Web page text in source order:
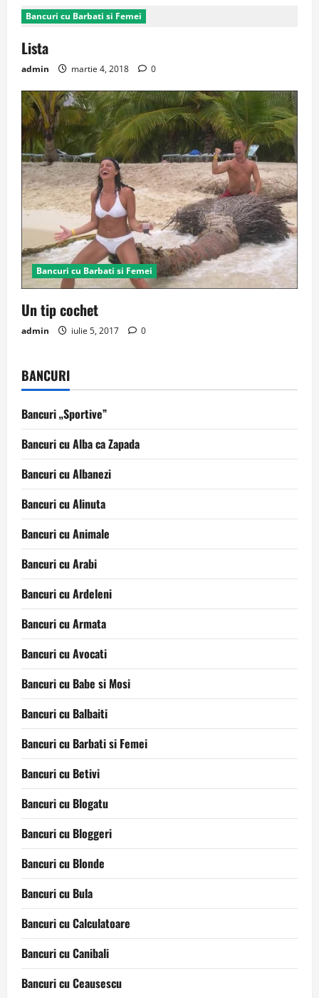
Bancuri cu Barbati si Femei
Lista
admin martie 4, 2018 0
Bancuri cu Barbati si Femei
Un tip cochet
admin iulie 5, 2017 0
BANCURI
Bancuri „Sportive”
Bancuri cu Alba ca Zapada
Bancuri cu Albanezi
Bancuri cu Alinuta
Bancuri cu Animale
Bancuri cu Arabi
Bancuri cu Ardeleni
Bancuri cu Armata
Bancuri cu Avocati
Bancuri cu Babe si Mosi
Bancuri cu Balbaiti
Bancuri cu Barbati si Femei
Bancuri cu Betivi
Bancuri cu Blogatu
Bancuri cu Bloggeri
Bancuri cu Blonde
Bancuri cu Bula
Bancuri cu Calculatoare
Bancuri cu Canibali
Bancuri cu Ceausescu